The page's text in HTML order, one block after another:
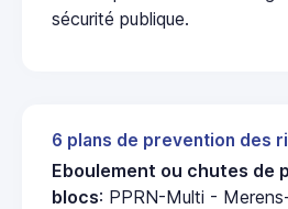
sécurité publique.
6 plans de prevention des
Eboulement ou chutes de
blocs: PPRN-Multi -